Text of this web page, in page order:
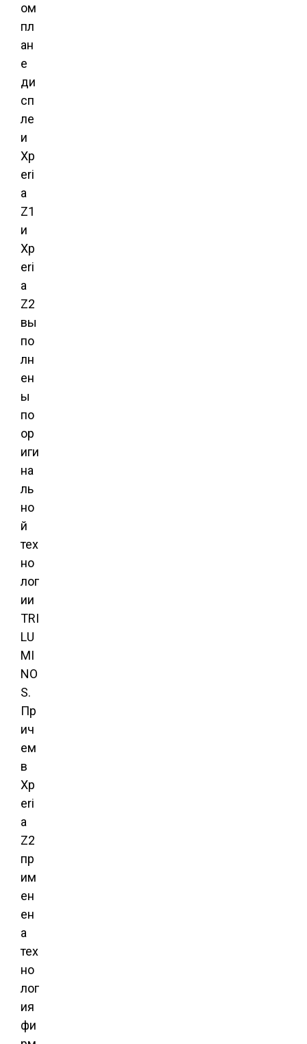
ом
пл
ан
е
ди
сп
ле
и
Xp
eri
a
Z1
и
Xp
eri
a
Z2
вы
по
лн
ен
ы
по
ор
иги
на
ль
но
й
тех
но
лог
ии
TRI
LU
MI
NO
S.
Пр
ич
ем
в
Xp
eri
a
Z2
пр
им
ен
ен
а
тех
но
лог
ия
фи